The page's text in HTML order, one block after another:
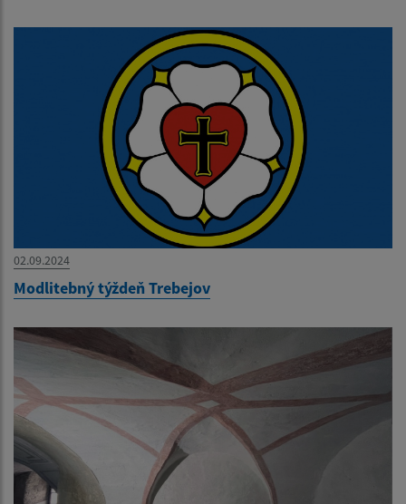
02.09.2024
Modlitebný týždeň Trebejov